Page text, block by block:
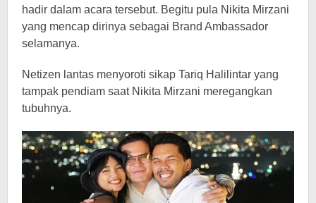
hadir dalam acara tersebut. Begitu pula Nikita Mirzani
yang mencap dirinya sebagai Brand Ambassador
selamanya.
Netizen lantas menyoroti sikap Tariq Halilintar yang
tampak pendiam saat Nikita Mirzani meregangkan
tubuhnya.